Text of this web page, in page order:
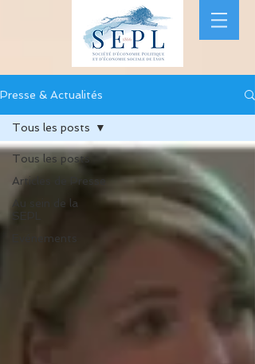
Presse & Actualités
Tous les posts
Articles de Presse
Au sein de la
SEPL
Evénements
Tous les posts